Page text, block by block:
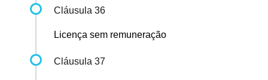
Cláusula 36
Licença sem remuneração
Cláusula 37